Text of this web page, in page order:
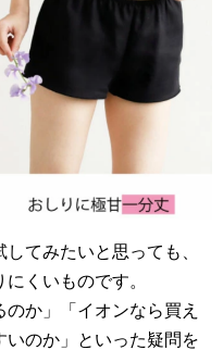
てみたいと思っても、
くいものです。
か」「イオンなら買え
いのか」といった疑問を